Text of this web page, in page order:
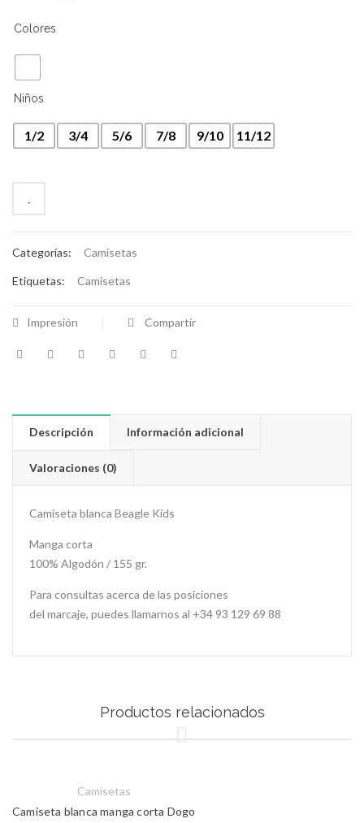
Colores
Niños
1/2 3/4 5/6 7/8 9/10 11/12
Categorías: Camisetas
Etiquetas: Camisetas
Impresión Compartir
Descripción Información adicional
Valoraciones (0)
Camiseta blanca Beagle Kids
Manga corta
100% Algodón / 155 gr.
Para consultas acerca de las posiciones
del marcaje, puedes llamarnos al +34 93 129 69 88
Productos relacionados
Camisetas
Camiseta blanca manga corta Dogo